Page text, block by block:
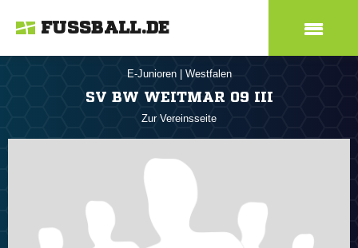
FUSSBALL.DE
E-Junioren Westfalen
SV BW WEITMAR 09 III
Zur Vereinsseite